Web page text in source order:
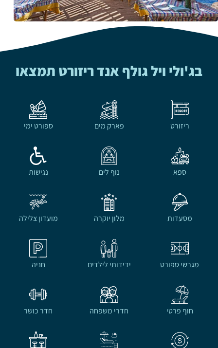
בג'ולי ויל גולף אנד ריזורט תמצאו
ריזורט פארק מים ספורט ימי
ספא נוף לים נגישות
מסעדות מלון יוקרה מועדון צלילה
מגרשי ספורט ידידותי לילדים חניה
חוף פרטי חדרי משפחה חדר כושר